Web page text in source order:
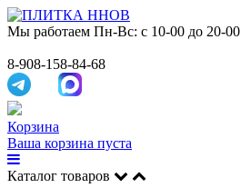
Мы работаем Пн-Вс: с 10-00 до 20-00
8-908-158-84-68
Корзина
Ваша корзина пуста
Каталог товаров